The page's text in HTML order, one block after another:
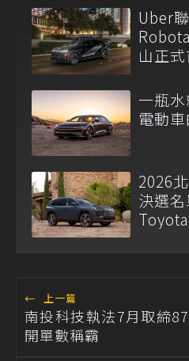
Uber
山正式
一瓶
電動
2026
決選
← 上一篇
南投科技執法7月取締
開單數稱霸